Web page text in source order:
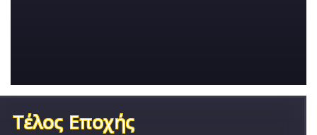
Τέλος Εποχής